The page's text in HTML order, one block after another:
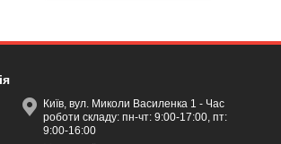
Київ, вул. Миколи Василенка 1 - Час
роботи складу: пн-чт: 9:00-17:00, пт:
9:00-16:00